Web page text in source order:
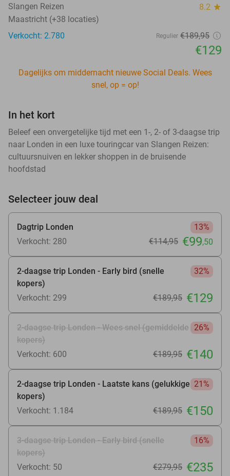
Slangen Reizen 8.2 star
Maastricht (+38 locaties)
Verkocht: 2.780
Regulier €189,95
€129
Dagelijks om middernacht nieuwe Social Deals. Wees
snel, op = op!
In het kort
Beleef een onvergetelijke tijd met een 1-, 2- of 3-daagse trip
naar Londen in een luxe touringcar van Slangen Reizen:
cultuursnuiven en lekker shoppen in de bruisende
hoofdstad
Selecteer jouw deal
Dagtrip Londen
13%
Verkocht: 280
€114,95 €99,50
2-daagse trip Londen - Early bird (snelle
kopers)
32%
Verkocht: 299 €189,95 €129
2-daagse trip Londen - Wees snel (gemiddelde
kopers)
26%
Verkocht: 600 €189,95 €140
2-daagse trip Londen - Laatste kans (gelukkige
kopers)
21%
Verkocht: 1.184 €189,95 €150
3-daagse trip Londen - Early bird (snelle
kopers)
16%
Verkocht: 50 €279,95 €235